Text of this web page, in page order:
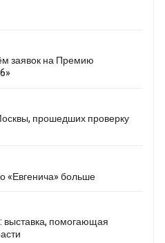
заявок на Премию
прошедших проверку
«Евгенича» больше
выставка, помогающая